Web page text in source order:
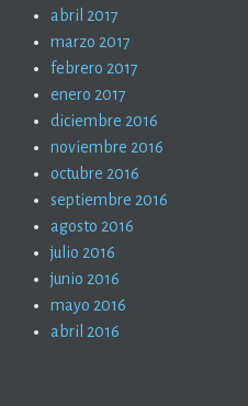
abril 2017
marzo 2017
febrero 2017
enero 2017
diciembre 2016
noviembre 2016
octubre 2016
septiembre 2016
agosto 2016
julio 2016
junio 2016
mayo 2016
abril 2016